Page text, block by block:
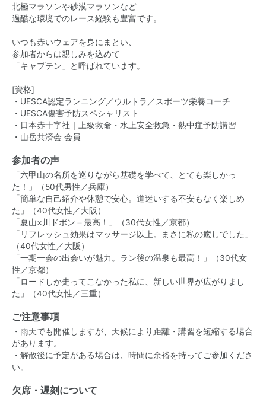
北極マラソンや砂漠マラソンなど
過酷な環境でのレース経験も豊富です。
いつも赤いウェアを身にまとい、
参加者からは親しみを込めて
「キャプテン」と呼ばれています。
[資格]
・UESCA認定ランニング／ウルトラ／スポーツ栄養コーチ
・UESCA傷害予防スペシャリスト
・日本赤十字社｜上級救命・水上安全救急・熱中症予防講習
・山岳共済会 会員
参加者の声
「六甲山の名所を巡りながら基礎を学べて、とても楽しかっ
た！」（50代男性／兵庫）
「簡単な自己紹介や休憩で安心。道迷いする不安もなく楽しめ
た」（40代女性／大阪）
「夏山×川ドボン＝最高！」（30代女性／京都）
「リフレッシュ効果はマッサージ以上。まさに私の癒しでした」
（40代女性／大阪）
「一期一会の出会いが魅力。ラン後の温泉も最高！」（30代女
性／京都）
「ロードしか走ってこなかった私に、新しい世界が広がりまし
た」（40代女性／三重）
ご注意事項
・雨天でも開催しますが、天候により距離・講習を短縮する場合
があります。
・解散後に予定がある場合は、時間に余裕を持ってご参加くださ
い。
欠席・遅刻について